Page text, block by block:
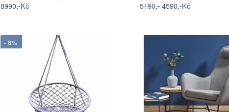
8990,-Kč 5190,-4590,-Kč
- 8%